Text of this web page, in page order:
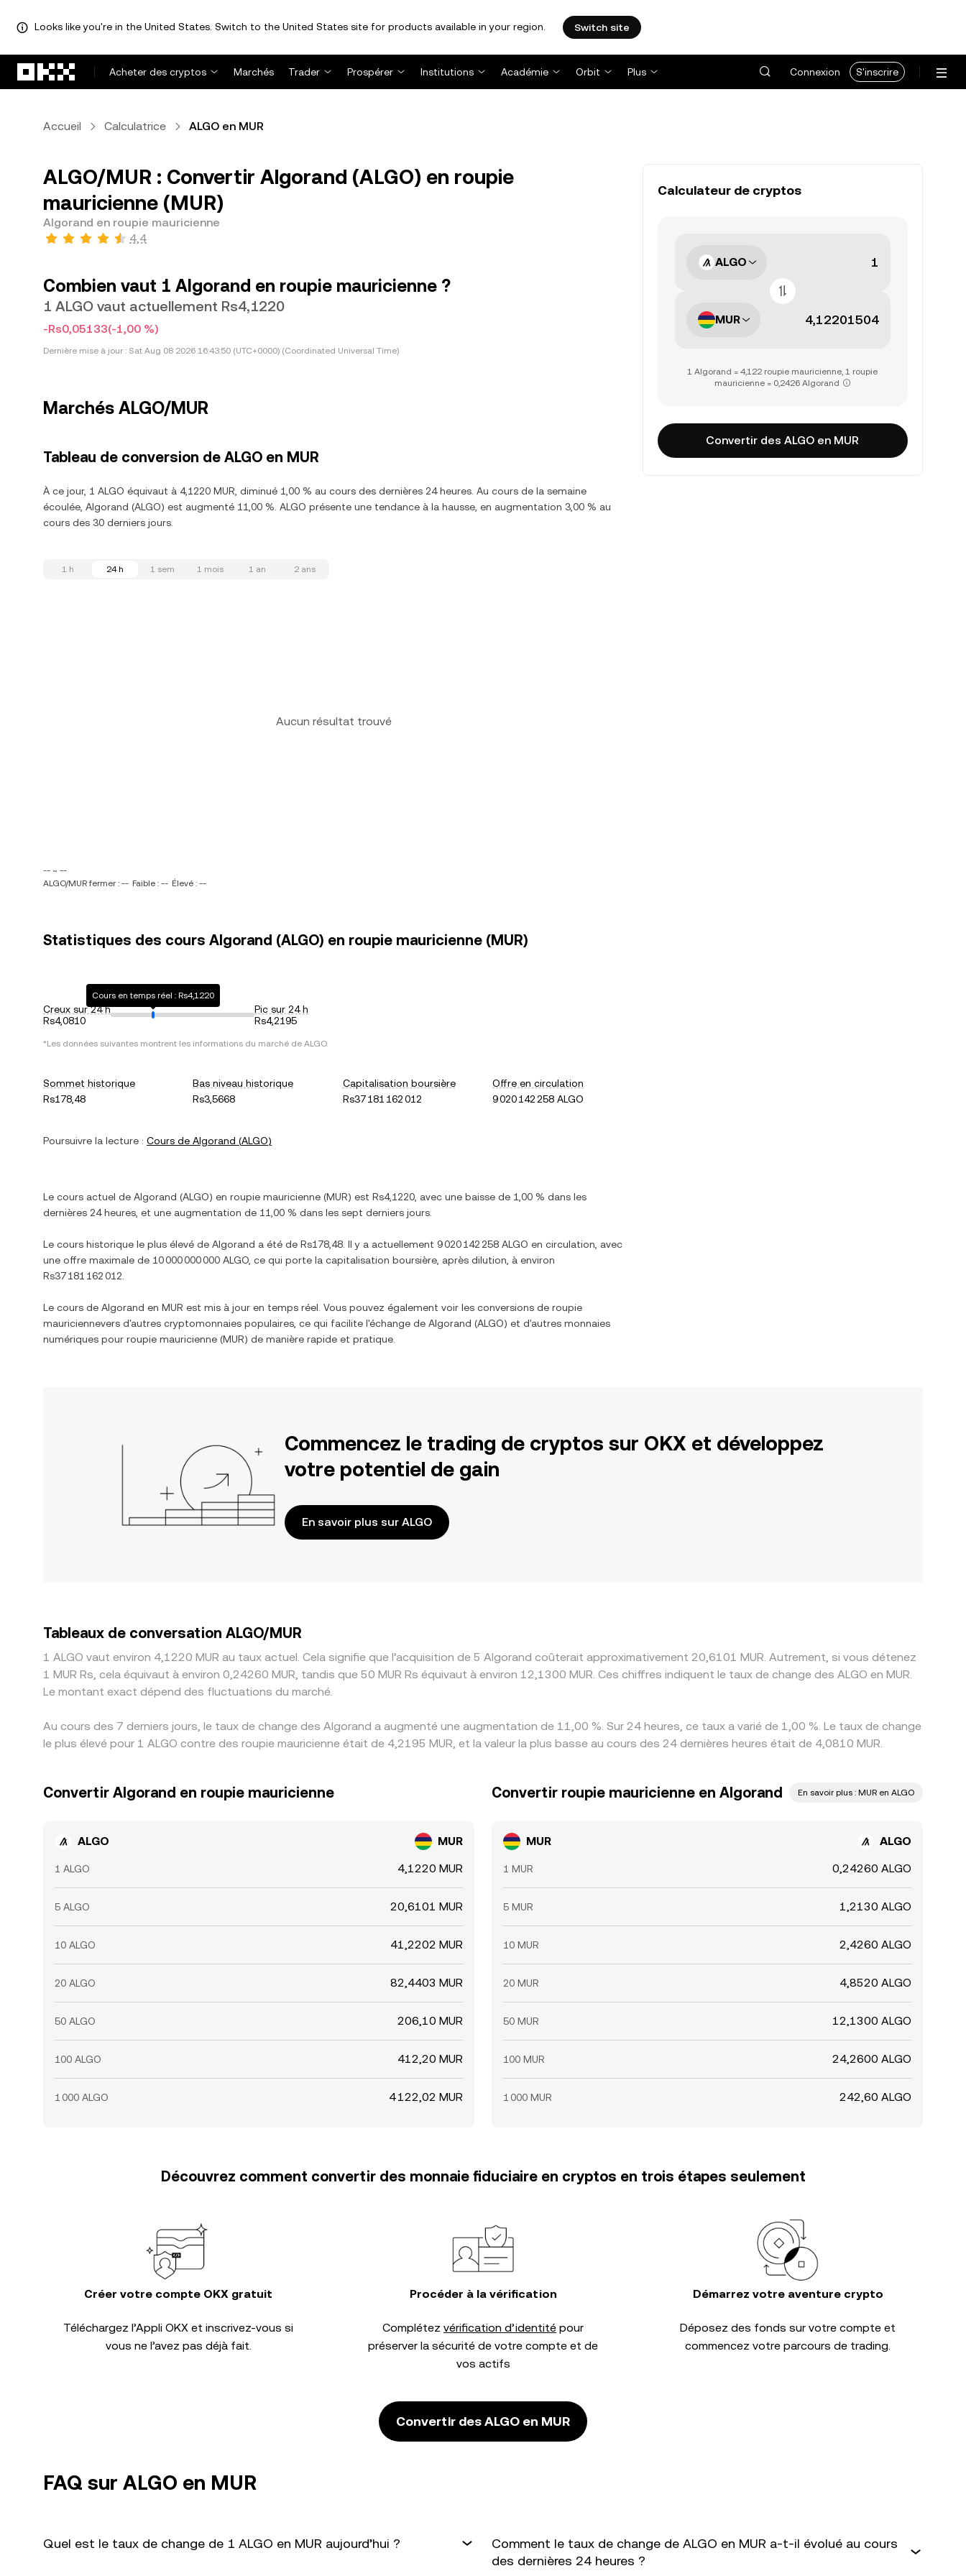
Looks like you're in the United States. Switch to the United States site for products available in your region. Switch site
Acheter des cryptos
Marchés Trader Prospérer Institutions Académie Orbit Plus Connexion S'inscrire
Accueil Calculatrice ALGO en MUR
ALGO/MUR : Convertir Algorand (ALGO) en roupie
mauricienne (MUR)
Algorand en roupie mauricienne
4,4
Combien vaut 1 Algorand en roupie mauricienne ?
1 ALGO vaut actuellement Rs4,1220
-Rs0,05133(-1,00 %)
Dernière mise à jour : Sat Aug 08 2026 16:43:50 (UTC+0000) (Coordinated Universal Time)
Marchés ALGO/MUR
Tableau de conversion de ALGO en MUR
À ce jour, 1 ALGO équivaut à 4,1220 MUR, diminué 1,00 % au cours des dernières 24 heures. Au cours de la semaine
écoulée, Algorand (ALGO) est augmenté 11,00 %. ALGO présente une tendance à la hausse, en augmentation 3,00 % au
cours des 30 derniers jours.
1 h 24 h 1 sem 1 mois 1 an 2 ans
Aucun résultat trouvé
-- ~ --
ALGO/MUR fermer : -- Faible : -- Élevé : --
Statistiques des cours Algorand (ALGO) en roupie mauricienne (MUR)
Creux sur 24 h
Rs4,0810
Cours en temps réel : Rs4,1220
Pic sur 24 h
Rs4,2195
*Les données suivantes montrent les informations du marché de ALGO.
Sommet historique
Rs178,48
Bas niveau historique
Rs3,5668
Capitalisation boursière
Rs37 181 162 012
Offre en circulation
9 020 142 258 ALGO
Poursuivre la lecture : Cours de Algorand (ALGO)
Le cours actuel de Algorand (ALGO) en roupie mauricienne (MUR) est Rs4,1220 , avec une baisse de 1,00 % dans les
dernières 24 heures, et une augmentation de 11,00 % dans les sept derniers jours.
Le cours historique le plus élevé de Algorand a été de Rs178,48 . Il y a actuellement 9 020 142 258 ALGO en circulation, avec
une offre maximale de 10 000 000 000 ALGO , ce qui porte la capitalisation boursière, après dilution, à environ
Rs37 181 162 012
Le cours de Algorand en MUR est mis à jour en temps réel. Vous pouvez également voir les conversions de roupie
mauriciennevers d'autres cryptomonnaies populaires, ce qui facilite l'échange de Algorand (ALGO) et d'autres monnaies
numériques pour roupie mauricienne (MUR) de manière rapide et pratique.
Calculateur de cryptos
ALGO
MUR
1 Algorand = 4,122 roupie mauricienne, 1 roupie
mauricienne = 0,2426 Algorand
Convertir des ALGO en MUR
Commencez le trading de cryptos sur OKX et développez
votre potentiel de gain
En savoir plus sur ALGO
Tableaux de conversation ALGO/MUR
1 ALGO vaut environ 4,1220 MUR au taux actuel. Cela signifie que l’acquisition de 5 Algorand coûterait approximativement 20,6101 MUR. Autrement, si vous détenez
1 MUR Rs, cela équivaut à environ 0,24260 MUR, tandis que 50 MUR Rs équivaut à environ 12,1300 MUR. Ces chiffres indiquent le taux de change des ALGO en MUR.
Le montant exact dépend des fluctuations du marché.
Au cours des 7 derniers jours, le taux de change des Algorand a augmenté une augmentation de 11,00 %. Sur 24 heures, ce taux a varié de 1,00 %. Le taux de change
le plus élevé pour 1 ALGO contre des roupie mauricienne était de 4,2195 MUR, et la valeur la plus basse au cours des 24 dernières heures était de 4,0810 MUR.
Convertir Algorand en roupie mauricienne
ALGO MUR
1 ALGO 4,1220 MUR
5 ALGO 20,6101 MUR
10 ALGO 41,2202 MUR
20 ALGO 82,4403 MUR
50 ALGO 206,10 MUR
100 ALGO 412,20 MUR
1 000 ALGO 4 122,02 MUR
Convertir roupie mauricienne en Algorand En savoir plus : MUR en ALGO
MUR ALGO
1 MUR 0,24260 ALGO
5 MUR 1,2130 ALGO
10 MUR 2,4260 ALGO
20 MUR 4,8520 ALGO
50 MUR 12,1300 ALGO
100 MUR 24,2600 ALGO
1 000 MUR 242,60 ALGO
Découvrez comment convertir des monnaie fiduciaire en cryptos en trois étapes seulement
Créer votre compte OKX gratuit
Téléchargez l’Appli OKX et inscrivez-vous si
vous ne l’avez pas déjà fait.
Procéder à la vérification
Complétez vérification d’identité pour
préserver la sécurité de votre compte et de
vos actifs
Démarrez votre aventure crypto
Déposez des fonds sur votre compte et
commencez votre parcours de trading.
Convertir des ALGO en MUR
FAQ sur ALGO en MUR
Quel est le taux de change de 1 ALGO en MUR aujourd’hui ?
Comment le taux de change de ALGO en MUR a-t-il évolué au cours
des dernières 24 heures ?